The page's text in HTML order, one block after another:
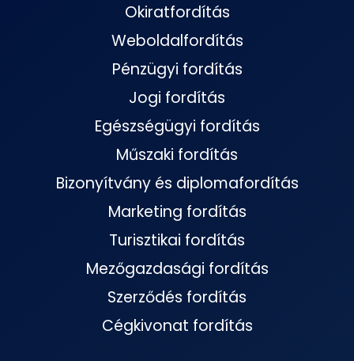
Okiratfordítás
Weboldalfordítás
Pénzügyi fordítás
Jogi fordítás
Egészségügyi fordítás
Műszaki fordítás
Bizonyítvány és diplomafordítás
Marketing fordítás
Turisztikai fordítás
Mezőgazdasági fordítás
Szerződés fordítás
Cégkivonat fordítás